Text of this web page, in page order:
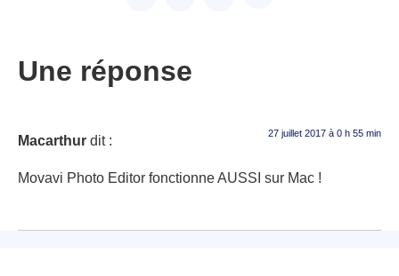
Une réponse
Macarthur dit : 27 juillet 2017 à 0 h 55 min
Movavi Photo Editor fonctionne AUSSI sur Mac !